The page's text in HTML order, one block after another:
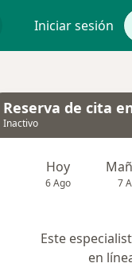
Iniciar sesión
Reserva de cita
Inactivo
Hoy
6 Ago 7
Este
en